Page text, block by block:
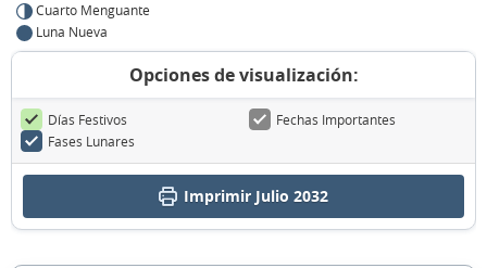
Cuarto Menguante
Luna Nueva
Opciones de visualización:
Días Festivos
Fechas Importantes
Fases Lunares
Imprimir Julio 2032